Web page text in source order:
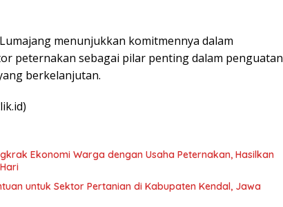
menunjukkan komitmennya dalam
peternakan sebagai pilar penting dalam penguatan
berkelanjutan.
Ekonomi Warga dengan Usaha Peternakan, Hasilkan
untuk Sektor Pertanian di Kabupaten Kendal, Jawa